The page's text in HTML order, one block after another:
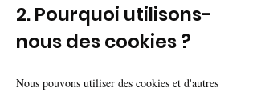
2. Pourquoi utilisons-
nous des cookies ?
Nous pouvons utiliser des cookies et d'autres